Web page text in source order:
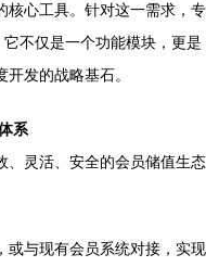
核心工具。针对这一需求，专
不仅是一个功能模块，更是
发的战略基石。
系
、灵活、安全的会员储值生态
或与现有会员系统对接，实现